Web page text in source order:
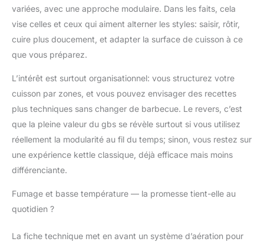
variées, avec une approche modulaire. Dans les faits, cela
vise celles et ceux qui aiment alterner les styles: saisir, rôtir,
cuire plus doucement, et adapter la surface de cuisson à ce
que vous préparez.
L’intérêt est surtout organisationnel: vous structurez votre
cuisson par zones, et vous pouvez envisager des recettes
plus techniques sans changer de barbecue. Le revers, c’est
que la pleine valeur du gbs se révèle surtout si vous utilisez
réellement la modularité au fil du temps; sinon, vous restez sur
une expérience kettle classique, déjà efficace mais moins
différenciante.
Fumage et basse température — la promesse tient-elle au
quotidien ?
La fiche technique met en avant un système d’aération pour